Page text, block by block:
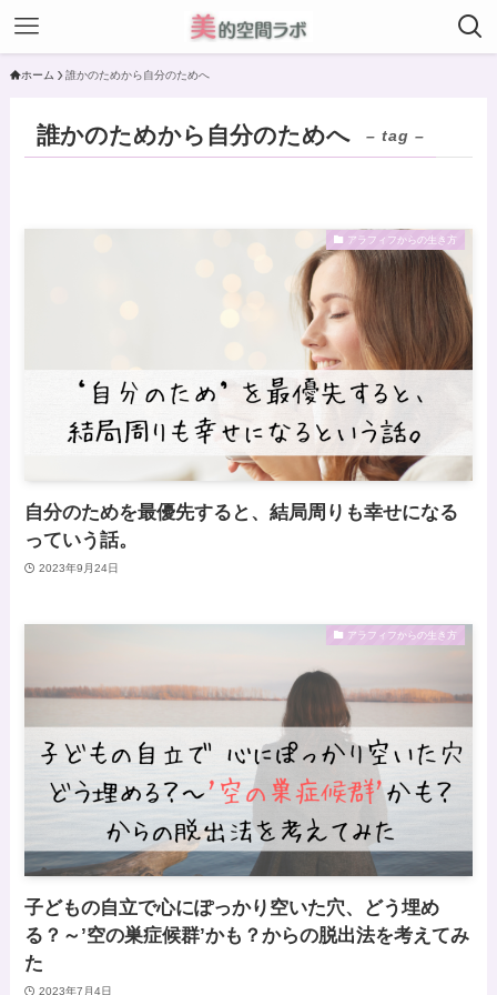
ホーム 誰かのためから自分のためへ
誰かのためから自分のためへ – tag –
アラフィフからの生き方
自分のためを最優先すると、結局周りも幸せになる
っていう話。
2023年9月24日
アラフィフからの生き方
子どもの自立で心にぽっかり空いた穴、どう埋め
る？～’空の巣症候群’かも？からの脱出法を考えてみ
た
2023年7月4日